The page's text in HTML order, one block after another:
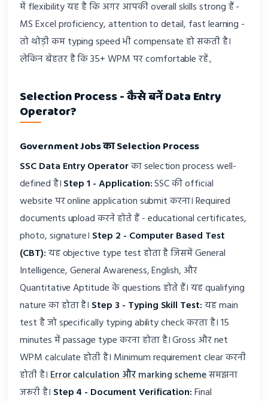
में flexibility यह है कि अगर आपकी overall skills strong हैं -
MS Excel proficiency, attention to detail, fast learning -
तो थोड़ी कम typing speed भी compensate हो सकती है।
लेकिन बेहतर है कि 35+ WPM पर comfortable रहें。
Selection Process - कैसे बनें Data Entry
Operator?
Government Jobs का Selection Process
SSC Data Entry Operatorका selection process well-
defined है।Step 1 - Application:SSC की official
website पर online application submit करना। Required
documents upload करने होते हैं - educational certificates,
photo, signature। Step 2 - Computer Based Test
(CBT):यह objective type test होता है जिसमें General
Intelligence, General Awareness, English, और
Quantitative Aptitude के questions होते हैं। यह qualifying
nature का होता है। Step 3 - Typing Skill Test:यह main
test है जो specifically typing ability check करता है। 15
minutes में passage type करना होता है। Gross और net
WPM calculate होती है। Minimum requirement clear करनी
होती है।Error calculation और marking schemeसमझना
जरूरी है। Step 4 - Document Verification:Final